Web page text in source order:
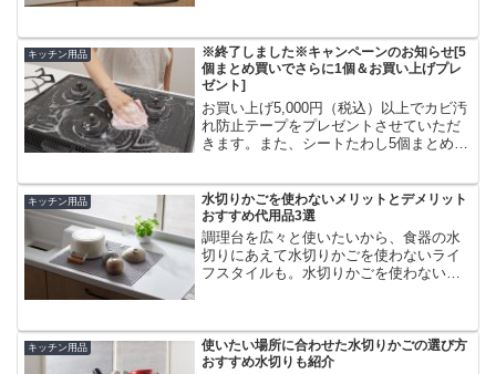
てることができます...
キッチン用品
※終了しました※キャンペーンのお知らせ[5
個まとめ買いでさらに1個＆お買い上げプレ
ゼント]
お買い上げ5,000円（税込）以上でカビ汚
れ防止テープをプレゼントさせていただ
きます。また、シートたわし5個まとめ買
キッチン用品
水切りかごを使わないメリットとデメリット
おすすめ代用品3選
調理台を広々と使いたいから、食器の水
切りにあえて水切りかごを使わないライ
フスタイルも。水切りかごを使わない人
キッチン用品
使いたい場所に合わせた水切りかごの選び方
おすすめ水切りも紹介